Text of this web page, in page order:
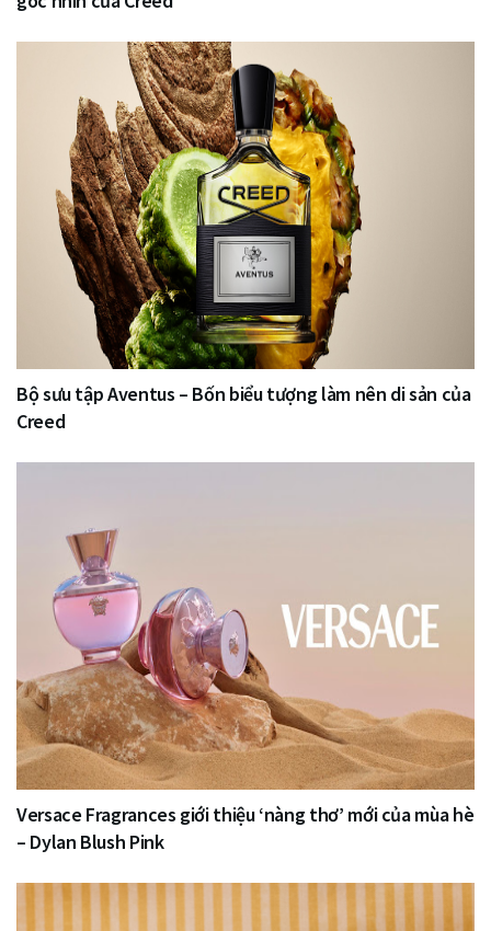
Bộ sưu tập Aventus – Bốn biểu tượng làm nên di sản của
Creed
Versace Fragrances giới thiệu ‘nàng thơ’ mới của mùa hè
– Dylan Blush Pink